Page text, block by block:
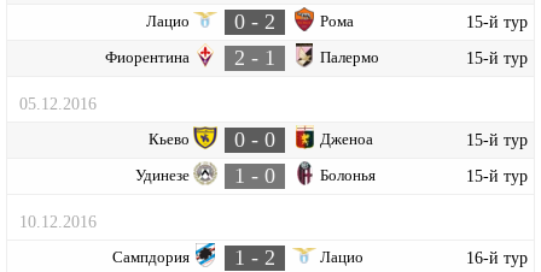
Лацио 0 - 2 Рома 15-й тур
Фиорентина 2 - 1 Палермо 15-й тур
05.12.2016
Кьево 0 - 0 Дженоа 15-й тур
Удинезе 1 - 0 Болонья 15-й тур
10.12.2016
Сампдория 1 - 2 Лацио 16-й тур